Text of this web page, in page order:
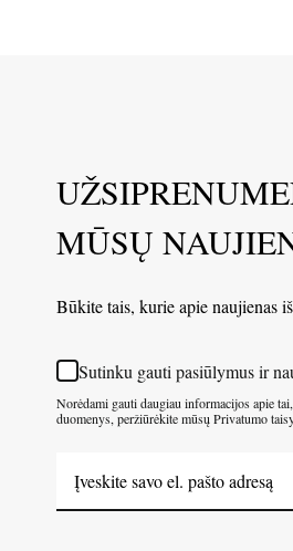
MŪSŲ
Būkite tais, kurie apie naujienas
Sutinku gauti pasiūlymus ir
Norėdami gauti daugiau informacijos apie
duomenys, peržiūrėkite mūsų Privatumo